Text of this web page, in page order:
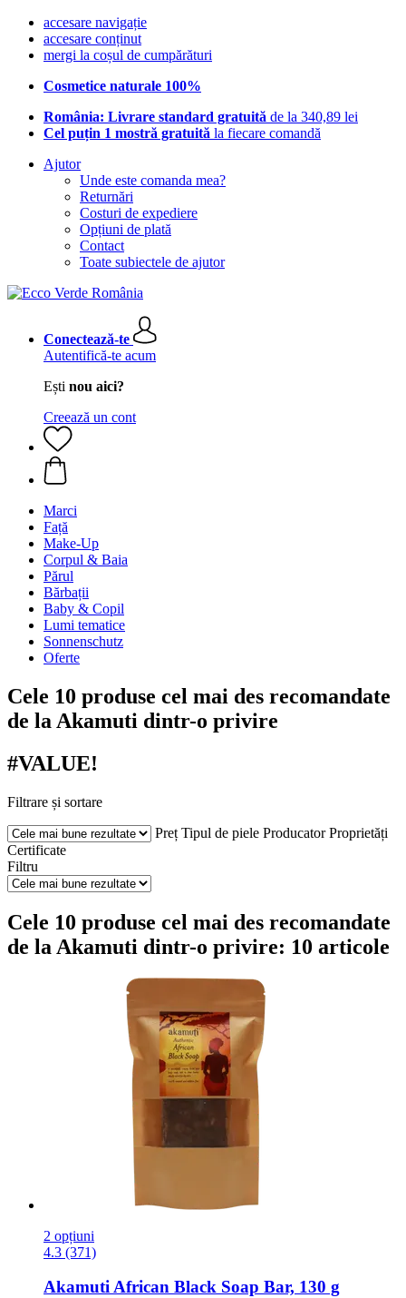
accesare navigație
accesare conținut
mergi la coșul de cumpărături
Cosmetice naturale 100%
România: Livrare standard gratuită de la 340,89 lei
Cel puțin 1 mostră gratuită la fiecare comandă
Ajutor
Unde este comanda mea?
Returnări
Costuri de expediere
Opțiuni de plată
Contact
Toate subiectele de ajutor
Conectează-te
Autentifică-te acum
Ești nou aici?
Creează un cont
Marci
Față
Make-Up
Corpul & Baia
Părul
Bărbații
Baby & Copil
Lumi tematice
Sonnenschutz
Oferte
Cele 10 produse cel mai des recomandate
de la Akamuti dintr-o privire
#VALUE!
Filtrare și sortare
Preț Tipul de piele Producator Proprietăți
Certificate
Filtru
Cele 10 produse cel mai des recomandate
de la Akamuti dintr-o privire: 10 articole
2 opțiuni
4.3 (371)
AkamutiAfrican Black Soap Bar, 130 g